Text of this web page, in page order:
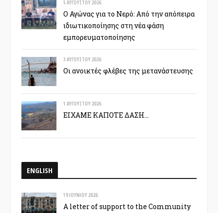
5 ΑΥΓΟΎΣΤΟΥ 2026
Ο Αγώνας για το Νερό: Από την απόπειρα
ιδιωτικοποίησης στη νέα φάση
εμπορευματοποίησης
3 ΑΥΓΟΎΣΤΟΥ 2026
Οι ανοικτές φλέβες της μετανάστευσης
1 ΑΥΓΟΎΣΤΟΥ 2026
ΕΙΧΑΜΕ ΚΑΠΟΤΕ ΔΑΣΗ…
ENGLISH
19 ΙΟΥΝΊΟΥ 2026
A letter of support to the Community